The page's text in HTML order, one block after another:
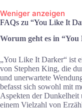
Weniger anzeigen
FAQs zu “You Like It
Worum geht es in
„You Like It Darker“ ist
von Stephen King, die
und unerwartete
befasst sich sowohl mit
Aspekten der Dunkelheit
einem Vielzahl von